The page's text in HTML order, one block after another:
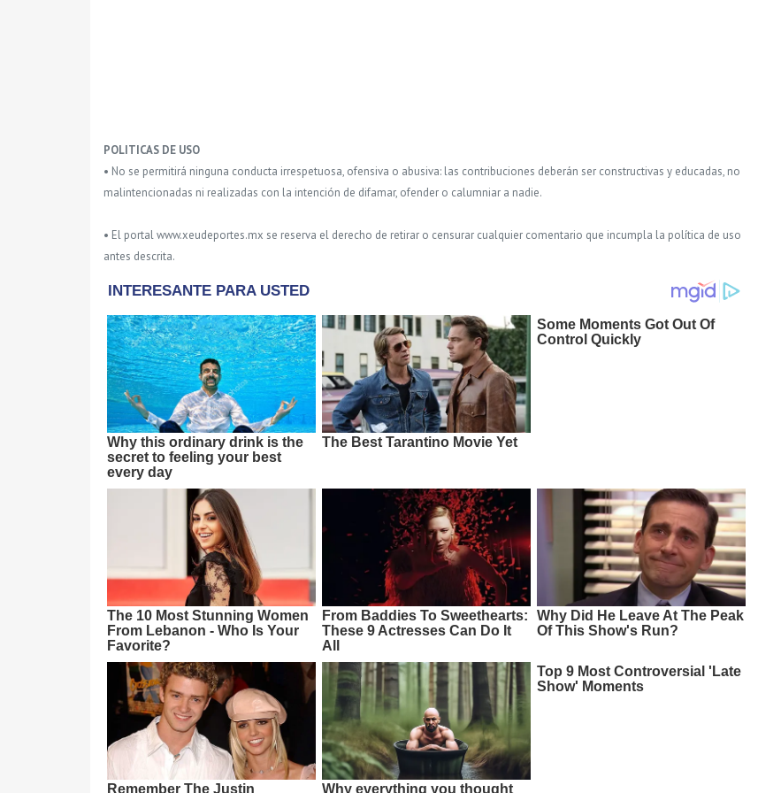
POLITICAS DE USO
• No se permitirá ninguna conducta irrespetuosa, ofensiva o abusiva: las contribuciones deberán ser constructivas y educadas, no
malintencionadas ni realizadas con la intención de difamar, ofender o calumniar a nadie.
• El portal www.xeudeportes.mx se reserva el derecho de retirar o censurar cualquier comentario que incumpla la política de uso
antes descrita.